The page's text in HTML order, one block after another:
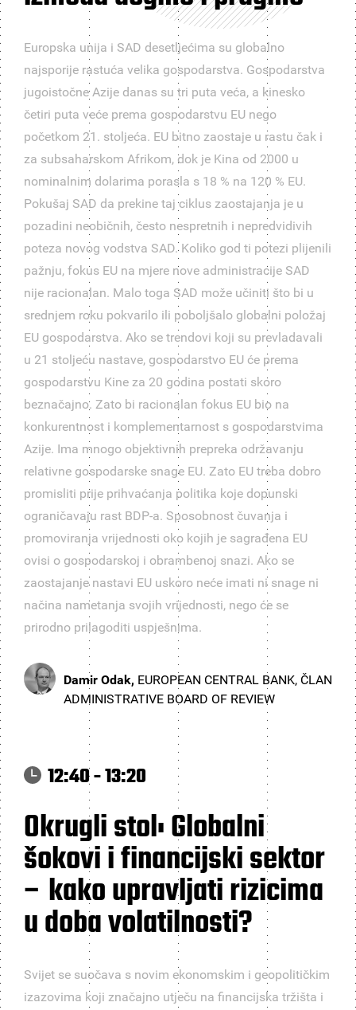
Europska unija i SAD desetljećima su globalno
najsporije rastuća velika gospodarstva. Gospodarstva
jugoistočne Azije danas su tri puta veća, a kinesko
četiri puta veće prema gospodarstvu EU nego
početkom 21. stoljeća. EU bitno zaostaje u rastu čak i
za subsaharskom Afrikom, dok je Kina od 2000 u
nominalnim dolarima porasla s 18 % na 120 % EU.
Pokušaj SAD da prekine taj ciklus zaostajanja je u
pozadini neobičnih, često nespretnih i nepredvidivih
poteza novog vodstva SAD. Koliko god ti potezi plijenili
pažnju, fokus EU na mjere nove administracije SAD
nije racionalan. Malo toga SAD može učiniti što bi u
srednjem roku pokvarilo ili poboljšalo globalni položaj
EU gospodarstva. Ako se trendovi koji su prevladavali
u 21 stoljeću nastave, gospodarstvo EU će prema
gospodarstvu Kine za 20 godina postati skoro
beznačajno. Zato bi racionalan fokus EU bio na
konkurentnost i komplementarnost s gospodarstvima
Azije. Ima mnogo objektivnih prepreka održavanju
relativne gospodarske snage EU. Zato EU treba dobro
promisliti prije prihvaćanja politika koje dopunski
ograničavaju rast BDP-a. Sposobnost čuvanja i
promoviranja vrijednosti oko kojih je sagrađena EU
ovisi o gospodarskoj i obrambenoj snazi. Ako se
zaostajanje nastavi EU uskoro neće imati ni snage ni
načina nametanja svojih vrijednosti, nego će se
prirodno prilagoditi uspješnima.
Damir Odak, EUROPEAN CENTRAL BANK, ČLAN
ADMINISTRATIVE BOARD OF REVIEW
12:40 - 13:20
Okrugli stol: Globalni
šokovi i financijski sektor
– kako upravljati rizicima
u doba volatilnosti?
Svijet se suočava s novim ekonomskim i geopolitičkim
izazovima koji značajno utječu na financijska tržišta i